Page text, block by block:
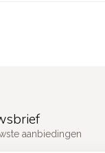
aanbiedingen